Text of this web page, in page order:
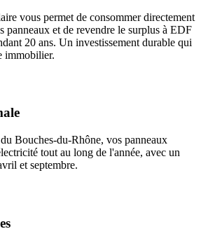
vous permet de consommer directement
panneaux et de revendre le surplus à EDF
20 ans. Un investissement durable qui
immobilier.
Bouches-du-Rhône, vos panneaux
tout au long de l'année, avec un
et septembre.